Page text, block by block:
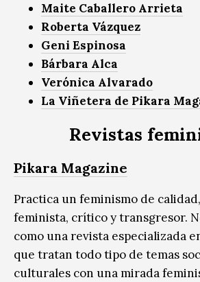
Maite Caballero Arrieta
Roberta Vázquez
Geni Espinosa
Bárbara Alca
Verónica Alvarado
La Viñetera de Pikara
Revistas
Pikara Magazine
Practica un feminismo de
feminista, crítico y transgresor.
como una revista especializada
que tratan todo tipo de temas
culturales con una mirada